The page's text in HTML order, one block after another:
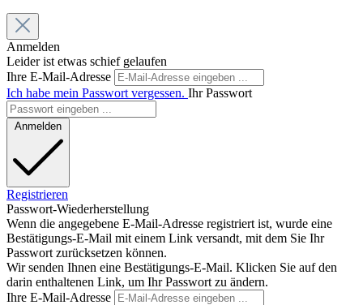
Anmelden
Leider ist etwas schief gelaufen
Ihre E-Mail-Adresse
Ich habe mein Passwort vergessen. Ihr Passwort
Anmelden
Registrieren
Passwort-Wiederherstellung
Wenn die angegebene E-Mail-Adresse registriert ist, wurde eine
Bestätigungs-E-Mail mit einem Link versandt, mit dem Sie Ihr
Passwort zurücksetzen können.
Wir senden Ihnen eine Bestätigungs-E-Mail. Klicken Sie auf den
darin enthaltenen Link, um Ihr Passwort zu ändern.
Ihre E-Mail-Adresse